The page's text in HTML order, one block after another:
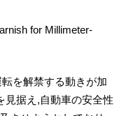
for Millimeter-
を解禁する動きが加
見据え,自動車の安全性